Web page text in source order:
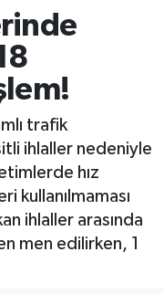
trafik
ihlaller nedeniyle
hız
kullanılmaması
ihlaller arasında
men edilirken, 1